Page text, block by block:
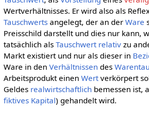
Wertverhältnisses. Er wird also als
Tauschwertsangelegt, der an der Ware
Preisschild darstellt und dies nur kann,
tatsächlich als Tauschwert relativzu
Markt existiert und nur als dieser in
Ware in den Verhältnissendes
Arbeitsprodukt einen Wertverkörpert
Geldes realwirtschaftlichbemessen ist,
fiktives Kapital) gehandelt wird.